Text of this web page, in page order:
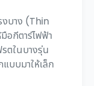
บาง (Thin
อกีตาร์ไฟฟ้า
ตในบางรุ่น
บบมาให้เล็ก